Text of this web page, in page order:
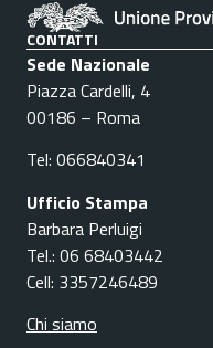
CONTATTI
Sede Nazionale
Piazza Cardelli, 4
00186 – Roma
Tel: 066840341
Ufficio Stampa
Barbara Perluigi
Tel.: 06 68403442
Cell: 3357246489
Chi siamo